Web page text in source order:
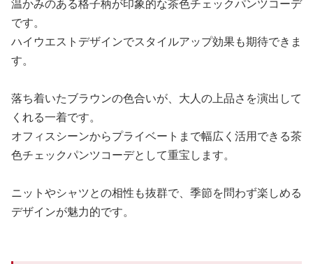
温かみのある格子柄が印象的な茶色チェックパンツコーデ
です。
ハイウエストデザインでスタイルアップ効果も期待できま
す。
落ち着いたブラウンの色合いが、大人の上品さを演出して
くれる一着です。
オフィスシーンからプライベートまで幅広く活用できる茶
色チェックパンツコーデとして重宝します。
ニットやシャツとの相性も抜群で、季節を問わず楽しめる
デザインが魅力的です。